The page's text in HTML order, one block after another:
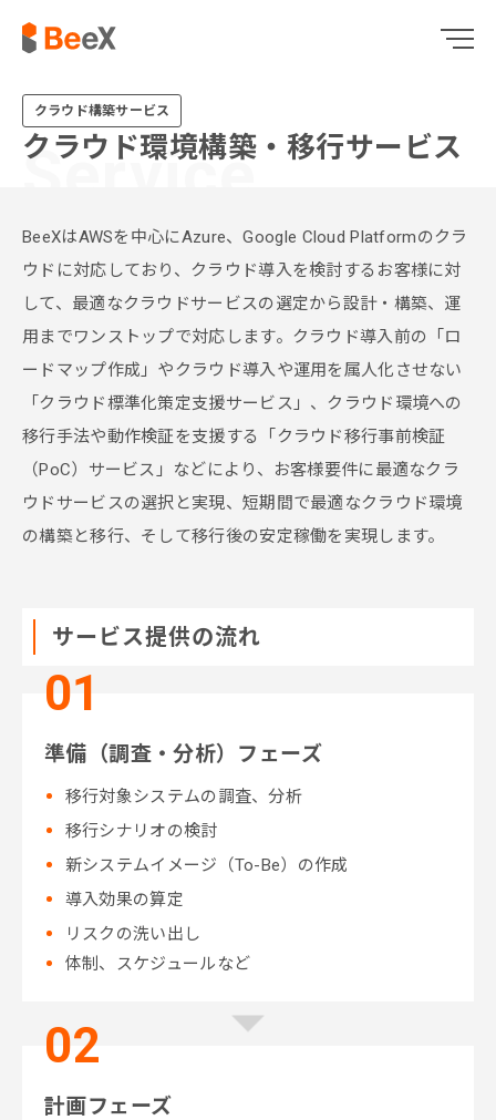
クラウド構築サービス
クラウド環境構築・移行サービス
Service
BeeXはAWSを中心にAzure、Google Cloud Platformのクラ
ウドに対応しており、クラウド導入を検討するお客様に対
して、最適なクラウドサービスの選定から設計・構築、運
用までワンストップで対応します。クラウド導入前の「ロ
ードマップ作成」やクラウド導入や運用を属人化させない
「クラウド標準化策定支援サービス」、クラウド環境への
移行手法や動作検証を支援する「クラウド移行事前検証
（PoC）サービス」などにより、お客様要件に最適なクラ
ウドサービスの選択と実現、短期間で最適なクラウド環境
の構築と移行、そして移行後の安定稼働を実現します。
サービス提供の流れ
準備（調査・分析）フェーズ
移行対象システムの調査、分析
移行シナリオの検討
新システムイメージ（To-Be）の作成
導入効果の算定
リスクの洗い出し
体制、スケジュールなど
計画フェーズ